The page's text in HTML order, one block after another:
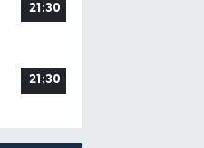
21:30
21:30